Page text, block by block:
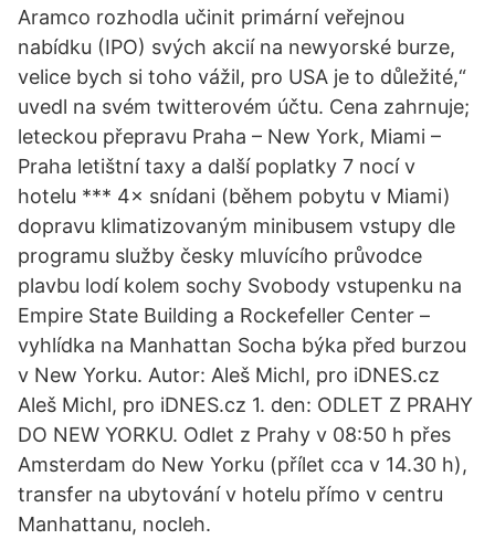
Aramco rozhodla učinit primární veřejnou
nabídku (IPO) svých akcií na newyorské burze,
velice bych si toho vážil, pro USA je to důležité,“
uvedl na svém twitterovém účtu. Cena zahrnuje;
leteckou přepravu Praha – New York, Miami –
Praha letištní taxy a další poplatky 7 nocí v
hotelu *** 4× snídani (během pobytu v Miami)
dopravu klimatizovaným minibusem vstupy dle
programu služby česky mluvícího průvodce
plavbu lodí kolem sochy Svobody vstupenku na
Empire State Building a Rockefeller Center –
vyhlídka na Manhattan Socha býka před burzou
v New Yorku. Autor: Aleš Michl, pro iDNES.cz
Aleš Michl, pro iDNES.cz 1. den: ODLET Z PRAHY
DO NEW YORKU. Odlet z Prahy v 08:50 h přes
Amsterdam do New Yorku (přílet cca v 14.30 h),
transfer na ubytování v hotelu přímo v centru
Manhattanu, nocleh.